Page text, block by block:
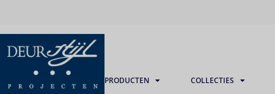
PRODUCTEN COLLECTIES